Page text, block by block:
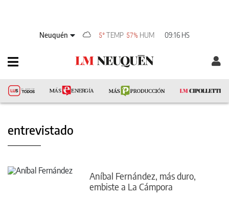
Neuquén 5°TEMP 57% HUM 09:16 HS
entrevistado
Aníbal Fernández, más duro,
embiste a La Cámpora